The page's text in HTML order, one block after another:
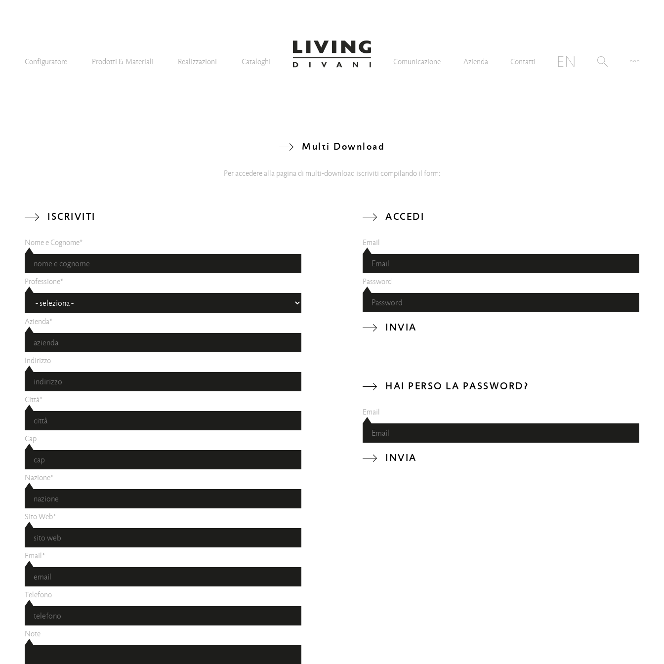
Configuratore Prodotti & Materiali Realizzazioni Cataloghi Comunicazione Azienda Contatti
Multi Download
Per accedere alla pagina di multi-download iscriviti compilando il form:
ISCRIVITI
Nome e Cognome*
Professione*
Azienda*
Indirizzo
Città*
Cap
Nazione*
Sito Web*
Email*
Telefono
Note
ACCEDI
Email
Password
INVIA
HAI PERSO LA PASSWORD?
Email
INVIA